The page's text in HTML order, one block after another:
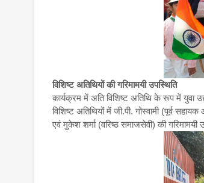
विशिष्ट अतिथियों की गरिमामयी उपस्थिति
कार्यक्रम में अति विशिष्ट अतिथि के रूप में युवा
विशिष्ट अतिथियों में जी.पी. गोस्वामी (पूर्व
एवं मुकेश शर्मा (वरिष्ठ समाजसेवी) की गरिमामयी